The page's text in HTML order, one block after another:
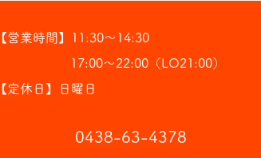
【営業時間】11:30～14:30
17:00～22:00（LO21:00）
【定休日】日曜日
​0438-63-4378